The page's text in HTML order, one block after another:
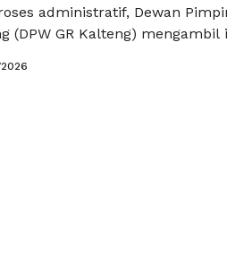
administratif, Dewan
(DPW GR Kalteng)
Langkah ini dilakukan untuk